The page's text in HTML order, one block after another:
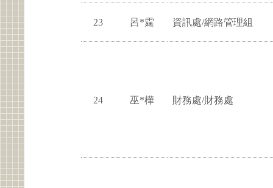
23 呂*霆 資訊處/網路管理組
24 巫*樺 財務處/財務處